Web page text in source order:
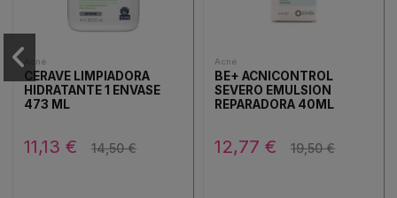
Acné
CERAVE LIMPIADORA
HIDRATANTE 1 ENVASE
473 ML
11,13 € 14,50 €
Acné
BE+ ACNICONTROL
SEVERO EMULSION
REPARADORA 40ML
12,77 € 19,50 €